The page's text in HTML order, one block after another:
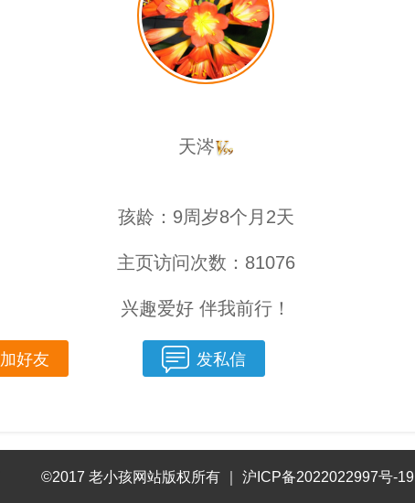
天涔
孩龄：9周岁8个月2天
主页访问次数：81076
兴趣爱好 伴我前行！
加好友 发私信
©2017 老小孩网站版权所有 沪ICP备2022022997号-19